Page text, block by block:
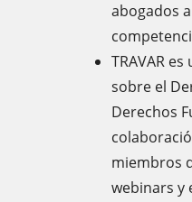
abogados
TRAVAR
sobre el
Derechos
miembros
webinars y